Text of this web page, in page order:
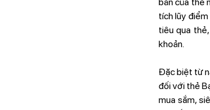
tích lũy
tiêu qua
khoản.
Đặc biệt từ
đối với thẻ
mua sắm,